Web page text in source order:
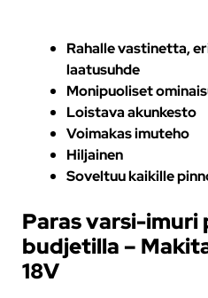
Rahalle vastinetta,
laatusuhde
Monipuoliset
Loistava akunkesto
Voimakas imuteho
Hiljainen
Soveltuu kaikille
Paras varsi-imuri
budjetilla –
18V